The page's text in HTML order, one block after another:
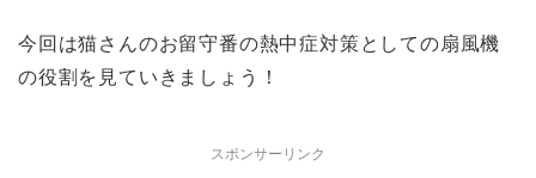
今回は猫さんのお留守番の熱中症対策としての扇風機
の役割 を見ていきましょう！
スポンサーリンク